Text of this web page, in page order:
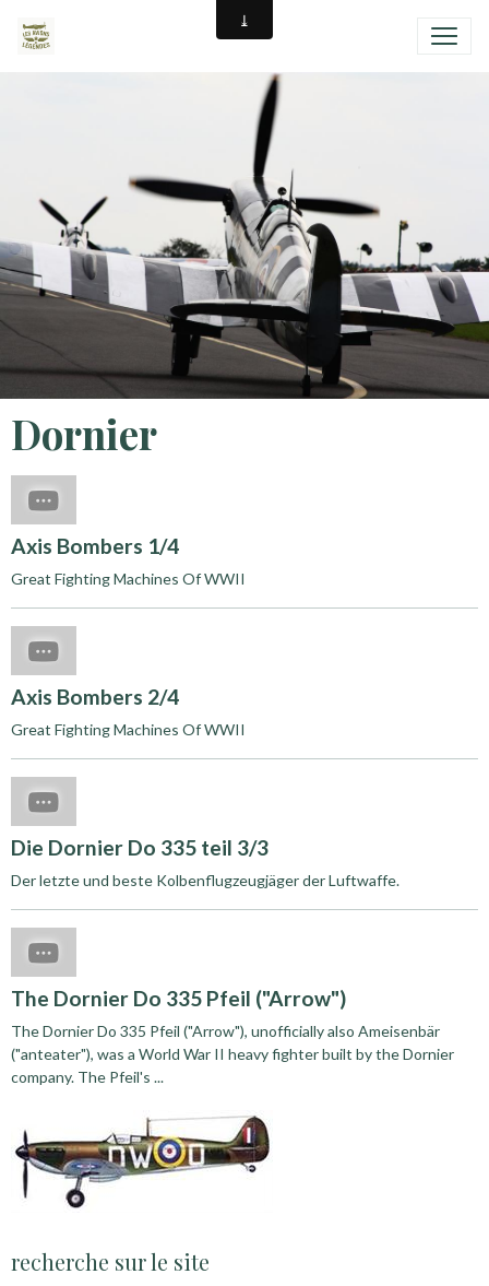
Dornier
Axis Bombers 1/4
Great Fighting Machines Of WWII
Axis Bombers 2/4
Great Fighting Machines Of WWII
Die Dornier Do 335 teil 3/3
Der letzte und beste Kolbenflugzeugjäger der Luftwaffe.
The Dornier Do 335 Pfeil ("Arrow")
The Dornier Do 335 Pfeil ("Arrow"), unofficially also Ameisenbär
("anteater"), was a World War II heavy fighter built by the Dornier
company. The Pfeil's ...
recherche sur le site